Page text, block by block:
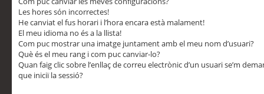
Les hores són incorrectes!
He canviat el fus horari i l’hora encara està malament!
El meu idioma no és a la llista!
Com puc mostrar una imatge juntament amb el meu nom d’usuari?
Què és el meu rang i com puc canviar-lo?
Quan faig clic sobre l’enllaç de correu electrònic d’un usuari se’m
que iniciï la sessió?